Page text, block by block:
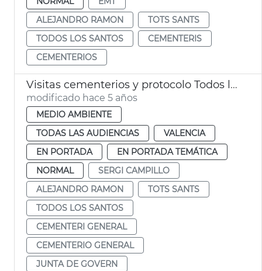
ALEJANDRO RAMON
TOTS SANTS
TODOS LOS SANTOS
CEMENTERIS
CEMENTERIOS
Visitas cementerios y protocolo Todos los Santos
modificado hace 5 años
MEDIO AMBIENTE
TODAS LAS AUDIENCIAS
VALENCIA
EN PORTADA
EN PORTADA TEMÁTICA
NORMAL
SERGI CAMPILLO
ALEJANDRO RAMON
TOTS SANTS
TODOS LOS SANTOS
CEMENTERI GENERAL
CEMENTERIO GENERAL
JUNTA DE GOVERN